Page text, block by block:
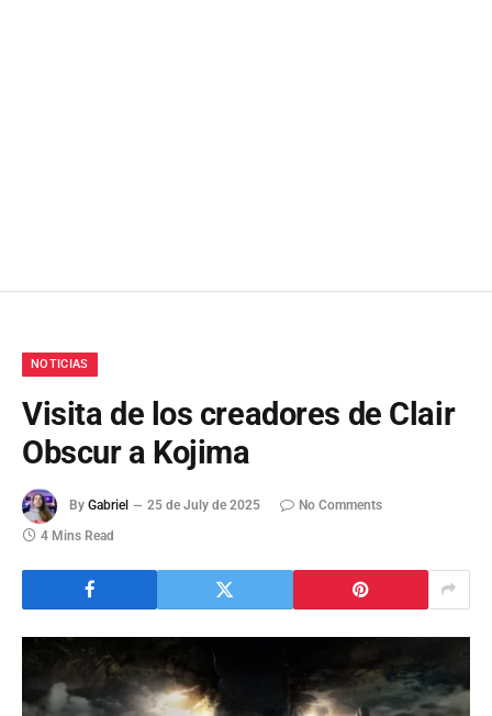
NOTICIAS
Visita de los creadores de Clair
Obscur a Kojima
By Gabriel 25 de July de 2025
No Comments
4 Mins Read